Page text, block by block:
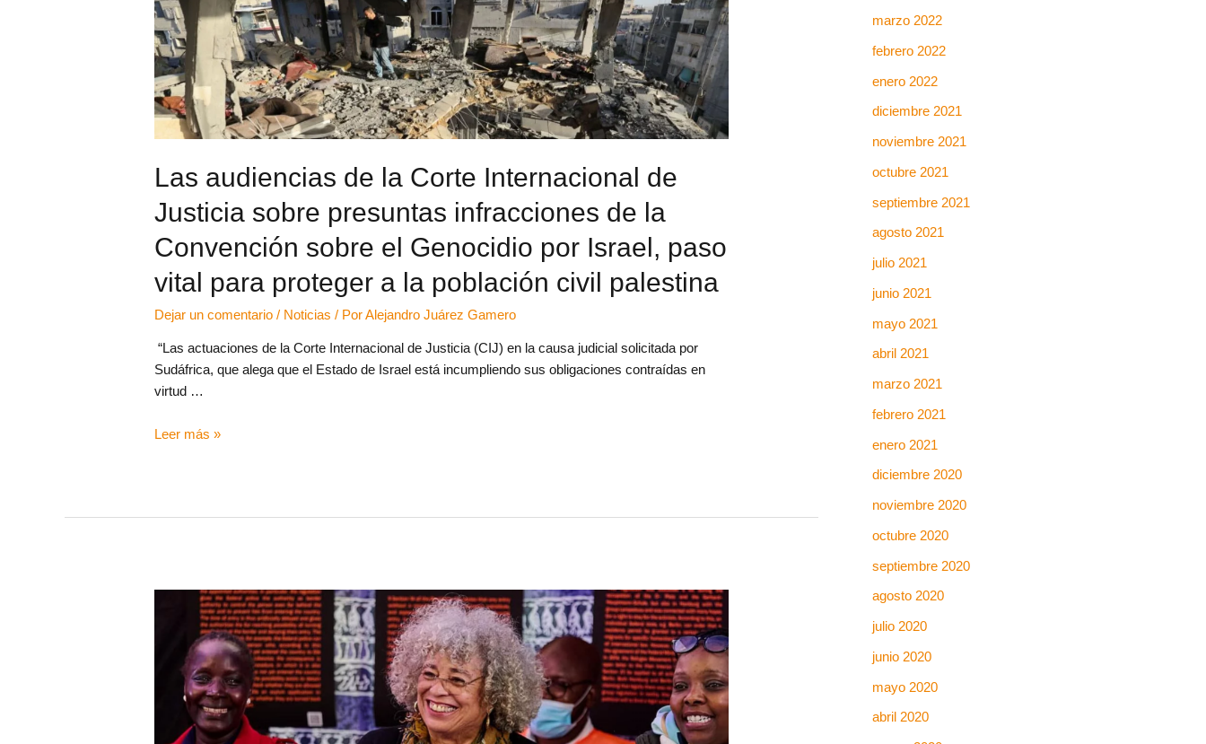
Las audiencias de la Corte Internacional de
Justicia sobre presuntas infracciones de la
Convención sobre el Genocidio por Israel, paso
vital para proteger a la población civil palestina
Dejar un comentario / Noticias / PorAlejandro Juárez Gamero
“Las actuaciones de la Corte Internacional de Justicia (CIJ) en la causa judicial solicitada por
Sudáfrica, que alega que el Estado de Israel está incumpliendo sus obligaciones contraídas en
virtud …
Leer más »
marzo 2022
febrero 2022
enero 2022
diciembre 2021
noviembre 2021
octubre 2021
septiembre 2021
agosto 2021
julio 2021
junio 2021
mayo 2021
abril 2021
marzo 2021
febrero 2021
enero 2021
diciembre 2020
noviembre 2020
octubre 2020
septiembre 2020
agosto 2020
julio 2020
junio 2020
mayo 2020
abril 2020